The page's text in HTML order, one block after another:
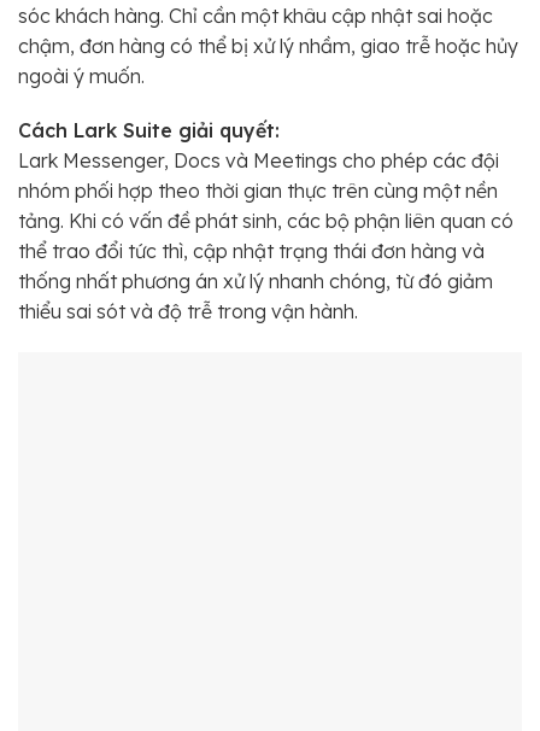
sóc khách hàng. Chỉ cần một khâu cập nhật sai hoặc
chậm, đơn hàng có thể bị xử lý nhầm, giao trễ hoặc hủy
ngoài ý muốn.
Cách Lark Suite giải quyết:
Lark Messenger, Docs và Meetings cho phép các đội
nhóm phối hợp theo thời gian thực trên cùng một nền
tảng. Khi có vấn đề phát sinh, các bộ phận liên quan có
thể trao đổi tức thì, cập nhật trạng thái đơn hàng và
thống nhất phương án xử lý nhanh chóng, từ đó giảm
thiểu sai sót và độ trễ trong vận hành.